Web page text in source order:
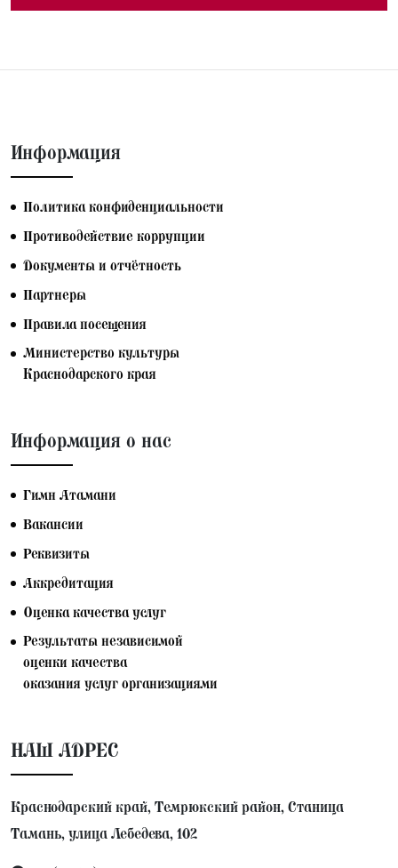
Информация
Политика конфиденциальности
Противодействие коррупции
Документы и отчётность
Партнеры
Правила посещения
Министерство культуры
Краснодарского края
Информация о нас
Гимн Атамани
Вакансии
Реквизиты
Аккредитация
Оценка качества услуг
Результаты независимой
оценки качества
оказания услуг организациями
НАШ АДРЕС
Краснодарский край, Темрюкский район, Станица
Тамань, улица Лебедева, 102